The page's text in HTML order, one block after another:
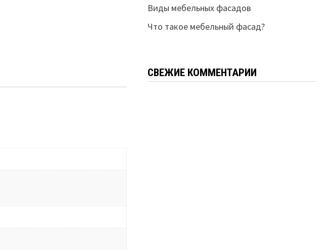
Виды мебельных фасадов
Что такое мебельный фасад?
СВЕЖИЕ КОММЕНТАРИИ